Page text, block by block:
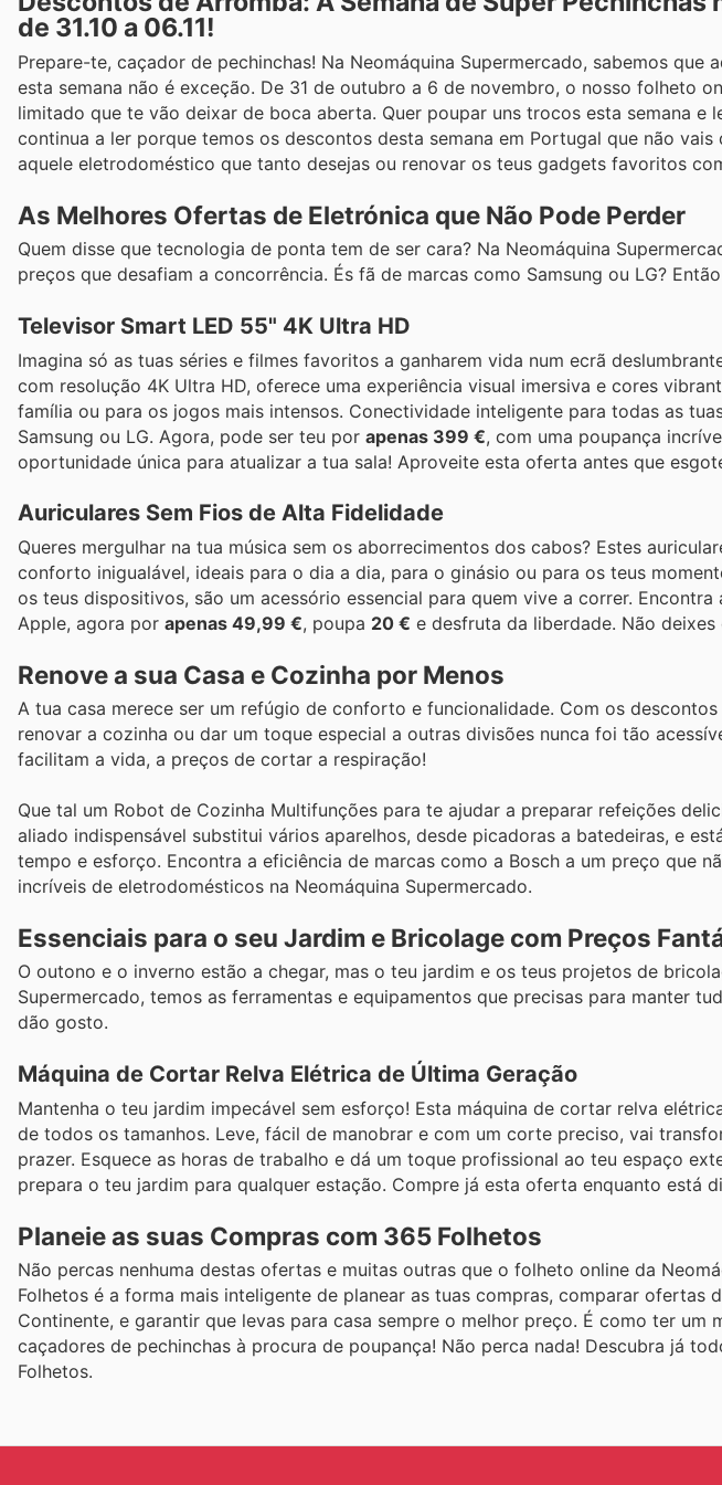
de 31.10 a 06.11!
Prepare-te, caçador de pechinchas! Na Neomáquina Supermercado, sabemos que
esta semana não é exceção. De 31 de outubro a 6 de novembro, o nosso folheto
limitado que te vão deixar de boca aberta. Quer poupar uns trocos esta semana e
continua a ler porque temos os descontos desta semana em Portugal que não
aquele eletrodoméstico que tanto desejas ou renovar os teus gadgets favoritos
As Melhores Ofertas de Eletrónica que Não Pode Perder
Quem disse que tecnologia de ponta tem de ser cara? Na Neomáquina
preços que desafiam a concorrência. És fã de marcas como Samsung ou LG?
Televisor Smart LED 55" 4K Ultra HD
Imagina só as tuas séries e filmes favoritos a ganharem vida num ecrã
com resolução 4K Ultra HD, oferece uma experiência visual imersiva e cores
família ou para os jogos mais intensos. Conectividade inteligente para todas as
Samsung ou LG. Agora, pode ser teu por apenas 399 €, com uma poupança
oportunidade única para atualizar a tua sala! Aproveite esta oferta antes que
Auriculares Sem Fios de Alta Fidelidade
Queres mergulhar na tua música sem os aborrecimentos dos cabos? Estes
conforto inigualável, ideais para o dia a dia, para o ginásio ou para os teus
os teus dispositivos, são um acessório essencial para quem vive a correr.
Apple, agora por apenas 49,99 €, poupa 20 € e desfruta da liberdade. Não deixes
Renove a sua Casa e Cozinha por Menos
A tua casa merece ser um refúgio de conforto e funcionalidade. Com os
renovar a cozinha ou dar um toque especial a outras divisões nunca foi tão
facilitam a vida, a preços de cortar a respiração!
Que tal um Robot de Cozinha Multifunções para te ajudar a preparar refeições
aliado indispensável substitui vários aparelhos, desde picadoras a batedeiras, e
tempo e esforço. Encontra a eficiência de marcas como a Bosch a um preço que
incríveis de eletrodomésticos na Neomáquina Supermercado.
Essenciais para o seu Jardim e Bricolage com Preços
O outono e o inverno estão a chegar, mas o teu jardim e os teus projetos de
Supermercado, temos as ferramentas e equipamentos que precisas para manter
dão gosto.
Máquina de Cortar Relva Elétrica de Última Geração
Mantenha o teu jardim impecável sem esforço! Esta máquina de cortar relva
de todos os tamanhos. Leve, fácil de manobrar e com um corte preciso, vai
prazer. Esquece as horas de trabalho e dá um toque profissional ao teu espaço
prepara o teu jardim para qualquer estação. Compre já esta oferta enquanto está
Planeie as suas Compras com 365 Folhetos
Não percas nenhuma destas ofertas e muitas outras que o folheto online da
Folhetos é a forma mais inteligente de planear as tuas compras, comparar ofertas
Continente, e garantir que levas para casa sempre o melhor preço. É como ter um
caçadores de pechinchas à procura de poupança! Não perca nada! Descubra já
Folhetos.